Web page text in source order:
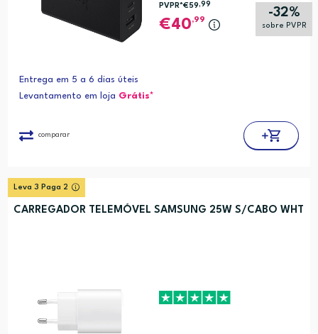
-32%
sobre PVPR
PVPR*€59 ,99
40,99
Entrega em 5 a 6 dias úteis
Levantamento em loja Grátis*
comparar
Leva 3 Paga 2
CARREGADOR TELEMÓVEL SAMSUNG 25W S/CABO WHT